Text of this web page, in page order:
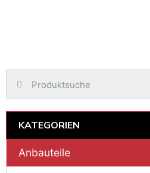
KATEGORIEN
Anbauteile